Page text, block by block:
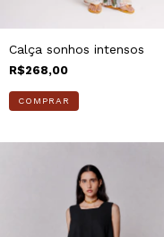
Calça sonhos intensos
R$268,00
COMPRAR